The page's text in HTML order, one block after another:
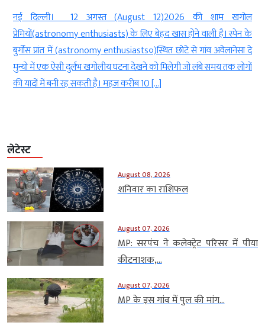
अगस्त (August 12)2026 की शाम खगोल
enthusiasts) के लिए बेहद खास होने वाली है। स्पेन के
enthusiasts०)स्थित छोटे से गांव अवेलानेसा दे
खगोलीय घटना देखने को मिलेगी जो लंबे समय तक लोगों
है। महज करीब 10 […]
नई दिल्ली।
Shiva)की
सावन को भगवान
और इस दौरान
लेटेस्ट
August 08, 2026
शनिवार का राशिफल
August 07, 2026
MP: सरपंच ने कलेक्ट्रेट परिसर में पीया
कीटनाशक,...
August 07, 2026
MP के इस गांव में पुल की मांग...